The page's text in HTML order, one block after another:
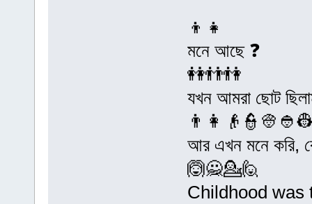
👦👧
মনে আছে ❓
👭👬👫
যখন আমরা ছোট
আর এখন মনে করি,
🙆🙅💁🙋
Childhood was